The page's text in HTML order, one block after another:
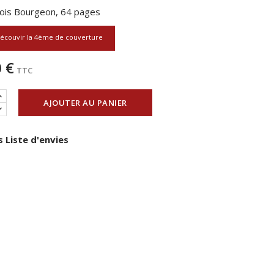
Bourgeon, 64 pages
la 4ème de couverture
€ TTC
AJOUTER AU PANIER
Liste d'envies